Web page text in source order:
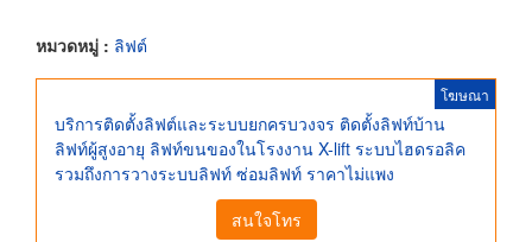
หมวดหมู่ : ลิฟต์
โฆษณา
บริการติดตั้งลิฟต์และระบบยกครบวงจร ติดตั้งลิฟท์บ้าน
ลิฟท์ผู้สูงอายุ ลิฟท์ขนของในโรงงาน X-lift ระบบไฮดรอลิค
รวมถึงการวางระบบลิฟท์ ซ่อมลิฟท์ ราคาไม่แพง
สนใจโทร